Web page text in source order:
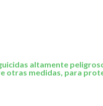
altamente
otras medidas, para